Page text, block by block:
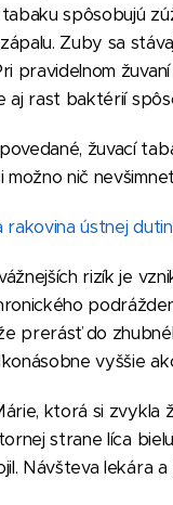
spôsobujú
Zuby sa
pravidelnom
aj rast baktérií
žuvací
možno nič
rakovina ústnej
rizík je
prerásť do
vyššie
ktorá si zvykla
strane líca
Návšteva lekára a